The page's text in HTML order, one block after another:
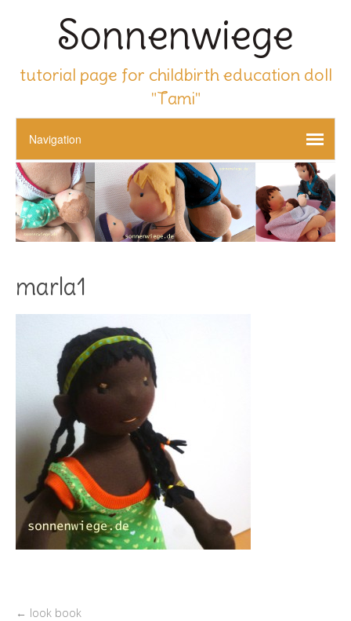
Sonnenwiege
tutorial page for childbirth education doll
"Tami"
marla1
← look book